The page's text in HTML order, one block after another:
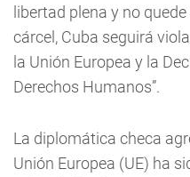
libertad plena y no
cárcel, Cuba seguirá
la Unión Europea y la
Derechos Humanos”.
La diplomática checa
Unión Europea (UE) ha